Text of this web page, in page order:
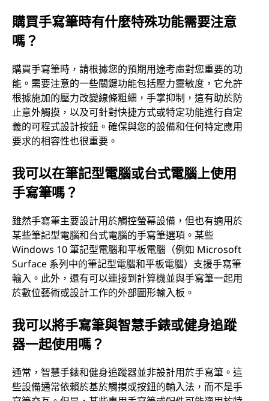
購買手寫筆時有什麼特殊功能需要注意
嗎？
購買手寫筆時，請根據您的預期用途考慮對您重要的功
能。需要注意的一些關鍵功能包括壓力靈敏度，它允許
根據施加的壓力改變線條粗細，手掌抑制，這有助於防
止意外觸摸，以及可針對快捷方式或特定功能進行自定
義的可程式設計按鈕。確保與您的設備和任何特定應用
要求的相容性也很重要。
我可以在筆記型電腦或台式電腦上使用
手寫筆嗎？
雖然手寫筆主要設計用於觸控螢幕設備，但也有適用於
某些筆記型電腦和台式電腦的手寫筆選項。某些
Windows 10 筆記型電腦和平板電腦（例如 Microsoft
Surface 系列中的筆記型電腦和平板電腦）支援手寫筆
輸入。此外，還有可以連接到計算機並與手寫筆一起用
於數位藝術或設計工作的外部圖形輸入板。
我可以將手寫筆與智慧手錶或健身追蹤
器一起使用嗎？
通常，智慧手錶和健身追蹤器並非設計用於手寫筆。這
些設備通常依賴於基於觸摸或按鈕的輸入法，而不是手